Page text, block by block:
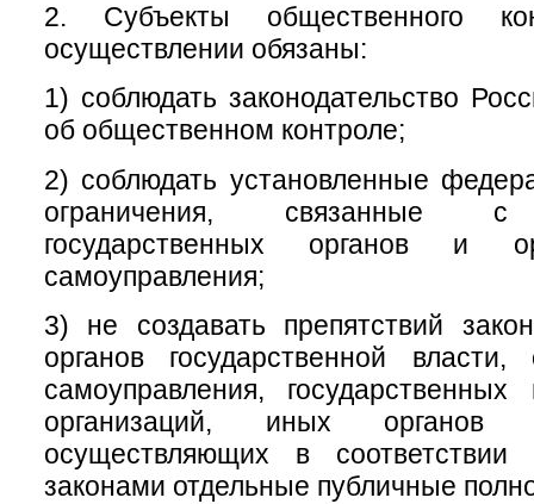
2. Субъекты общественного
осуществлении обязаны:
1) соблюдать законодательство
об общественном контроле;
2) соблюдать установленные
ограничения, связанные с
государственных органов и
самоуправления;
3) не создавать препятствий
органов государственной власти,
самоуправления,
организаций, иных органов
осуществляющих в
законами отдельные публичные